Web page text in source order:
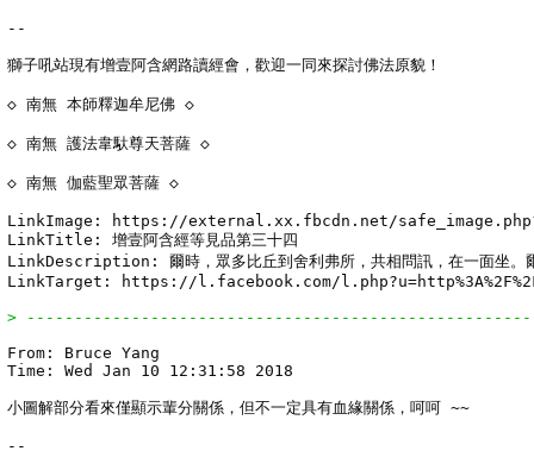
--
獅子吼站現有增壹阿含網路讀經會，歡迎一同來探討佛法原貌！
◇ 南無 本師釋迦牟尼佛 ◇
◇ 南無 護法韋馱尊天菩薩 ◇
◇ 南無 伽藍聖眾菩薩 ◇
LinkImage: https://external.xx.fbcdn.net/
LinkTitle: 增壹阿含經等見品第三十四
LinkDescription: 爾時，眾多比丘到舍利弗所，共相問訊，在一面坐。爾
LinkTarget: https://l.facebook.com/
>
From: Bruce Yang
Time: Wed Jan 10 12:31:58 2018
小圖解部分看來僅顯示輩分關係，但不一定具有血緣關係，呵呵 ~~